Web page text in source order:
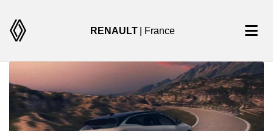
RENAULT | France